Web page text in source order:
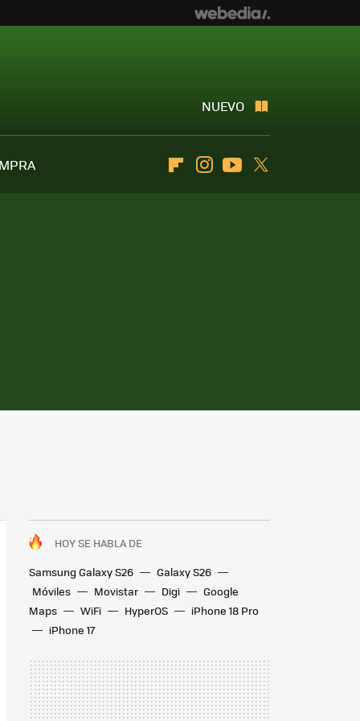
NUEVO
FlipboardInstagramYoutube
HOY SE HABLA DE
Samsung Galaxy S26
Galaxy S26
Móviles
Movistar Digi
Google
Maps
WiFi HyperOS
iPhone 18 Pro
iPhone 17